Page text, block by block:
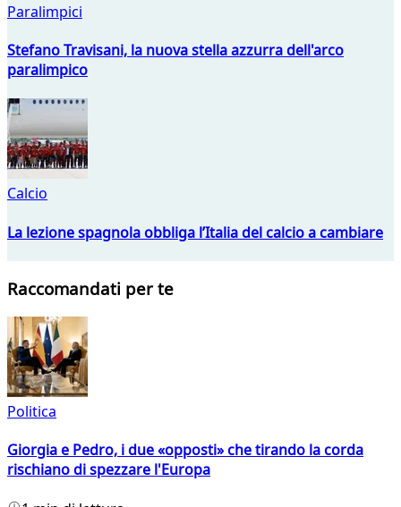
Paralimpici
Stefano Travisani, la nuova stella azzurra dell'arco
paralimpico
Calcio
La lezione spagnola obbliga l’Italia del calcio a cambiare
Raccomandati per te
Politica
Giorgia e Pedro, i due «opposti» che tirando la corda
rischiano di spezzare l'Europa